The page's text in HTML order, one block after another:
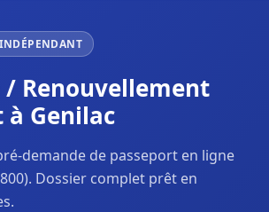
/ Renouvellement
à Genilac
demande de passeport en ligne
Dossier complet prêt en